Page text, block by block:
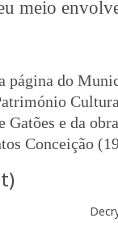
meio
página do
Gatões e da
Conceição
)